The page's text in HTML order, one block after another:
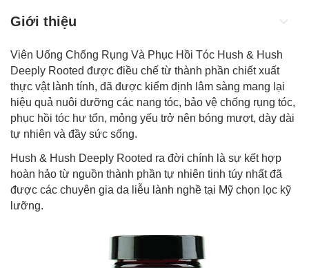
Giới thiệu
Viên Uống Chống Rụng Và Phục Hồi Tóc Hush & Hush
Deeply Rooted được điều chế từ thành phần chiết xuất
thực vật lành tính, đã được kiểm định lâm sàng mang lại
hiệu quả nuôi dưỡng các nang tóc, bảo vệ chống rụng tóc,
phục hồi tóc hư tổn, mỏng yếu trở nên bóng mượt, dày dài
tự nhiên và đầy sức sống.
Hush & Hush Deeply Rooted ra đời chính là sự kết hợp
hoàn hảo từ nguồn thành phần tự nhiên tinh túy nhất đã
được các chuyên gia da liễu lành nghề tại Mỹ chọn lọc kỹ
lưỡng.